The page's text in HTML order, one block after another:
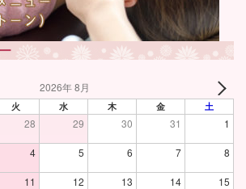
2026年 8月
火 水 木 金 土
28 29 30 31 1
4 5 6 7 8
11 12 13 14 15